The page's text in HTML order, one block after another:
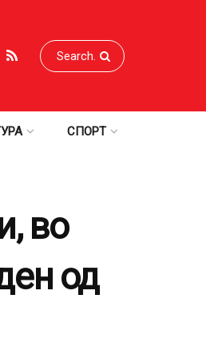
СПОРТ
во
од